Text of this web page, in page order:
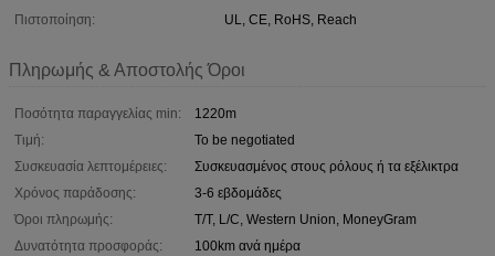
Πιστοποίηση:
UL, CE, RoHS, Reach
Πληρωμής & Αποστολής Όροι
Ποσότητα παραγγελίας min:
1220m
Τιμή:
To be negotiated
Συσκευασία λεπτομέρειες:
Συσκευασμένος στους ρόλους ή τα εξέλικτρα
Χρόνος παράδοσης:
3-6 εβδομάδες
Όροι πληρωμής:
T/T, L/C, Western Union, MoneyGram
Δυνατότητα προσφοράς:
100km ανά ημέρα